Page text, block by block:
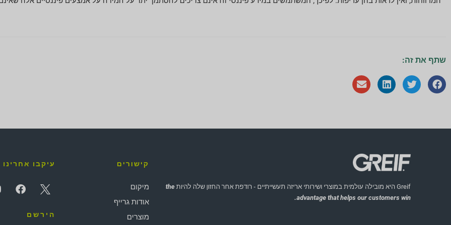
שתף את זה:
Greif היא מובילה עולמית במוצרי ושירותי אריזה תעשייתיים - רודפת אחר החזון שלה להיות
the
advantage that helps our customers win.
קישורים
מיקום
אודות גרייף
מוצרים
עיקבו אחרינו
הירשם